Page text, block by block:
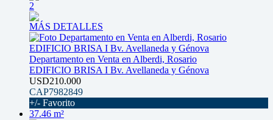
2
MÁS DETALLES
Departamento en Venta en Alberdi, Rosario
EDIFICIO BRISA I Bv. Avellaneda y Génova
USD210.000
CAP7982849
+/- Favorito
37.46 m²